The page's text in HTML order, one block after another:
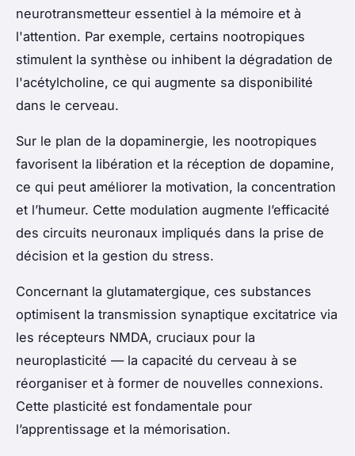
neurotransmetteur essentiel à la mémoire et à
l'attention. Par exemple, certains nootropiques
stimulent la synthèse ou inhibent la dégradation de
l'acétylcholine, ce qui augmente sa disponibilité
dans le cerveau.
Sur le plan de la dopaminergie, les nootropiques
favorisent la libération et la réception de dopamine,
ce qui peut améliorer la motivation, la concentration
et l’humeur. Cette modulation augmente l’efficacité
des circuits neuronaux impliqués dans la prise de
décision et la gestion du stress.
Concernant la glutamatergique, ces substances
optimisent la transmission synaptique excitatrice via
les récepteurs NMDA, cruciaux pour la
neuroplasticité — la capacité du cerveau à se
réorganiser et à former de nouvelles connexions.
Cette plasticité est fondamentale pour
l’apprentissage et la mémorisation.